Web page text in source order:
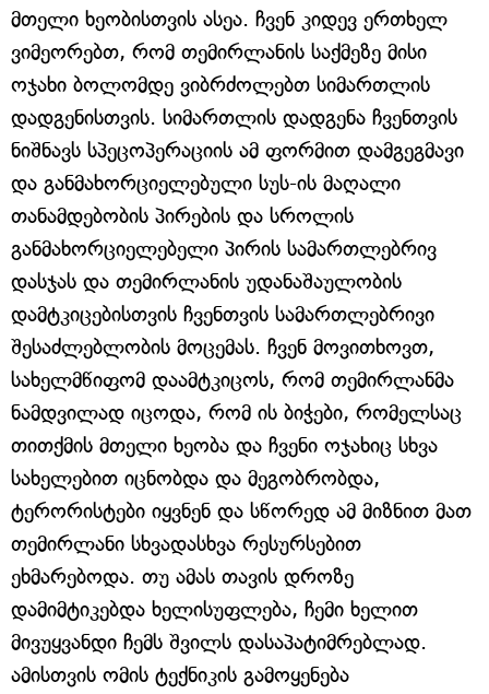
მთელი ხეობისთვის ასეა. ჩვენ კიდევ ერთხელ
ვიმეორებთ, რომ თემირლანის საქმეზე მისი
ოჯახი ბოლომდე ვიბრძოლებთ სიმართლის
დადგენისთვის. სიმართლის დადგენა ჩვენთვის
ნიშნავს სპეცოპერაციის ამ ფორმით დამგეგმავი
და განმახორციელებული სუს-ის მაღალი
თანამდებობის პირების და სროლის
განმახორციელებელი პირის სამართლებრივ
დასჯას და თემირლანის უდანაშაულობის
დამტკიცებისთვის ჩვენთვის სამართლებრივი
შესაძლებლობის მოცემას. ჩვენ მოვითხოვთ,
სახელმწიფომ დაამტკიცოს, რომ თემირლანმა
ნამდვილად იცოდა, რომ ის ბიჭები, რომელსაც
თითქმის მთელი ხეობა და ჩვენი ოჯახიც სხვა
სახელებით იცნობდა და მეგობრობდა,
ტერორისტები იყვნენ და სწორედ ამ მიზნით მათ
თემირლანი სხვადასხვა რესურსებით
ეხმარებოდა. თუ ამას თავის დროზე
დამიმტიკებდა ხელისუფლება, ჩემი ხელით
მივუყვანდი ჩემს შვილს დასაპატიმრებლად.
ამისთვის ომის ტექნიკის გამოყენება